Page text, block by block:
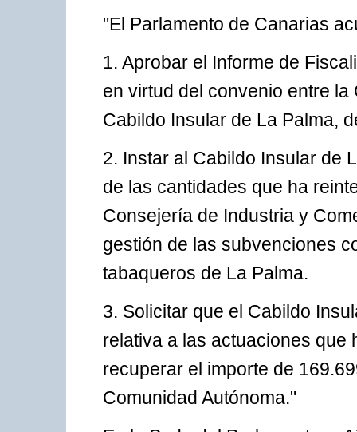
"El Parlamento de Canarias
1. Aprobar el Informe de
en virtud del convenio entre
Cabildo Insular de La Palma,
2. Instar al Cabildo Insular de
de las cantidades que ha
Consejería de Industria y
gestión de las subvenciones
tabaqueros de La Palma.
3. Solicitar que el Cabildo
relativa a las actuaciones que
recuperar el importe de
Comunidad Autónoma."